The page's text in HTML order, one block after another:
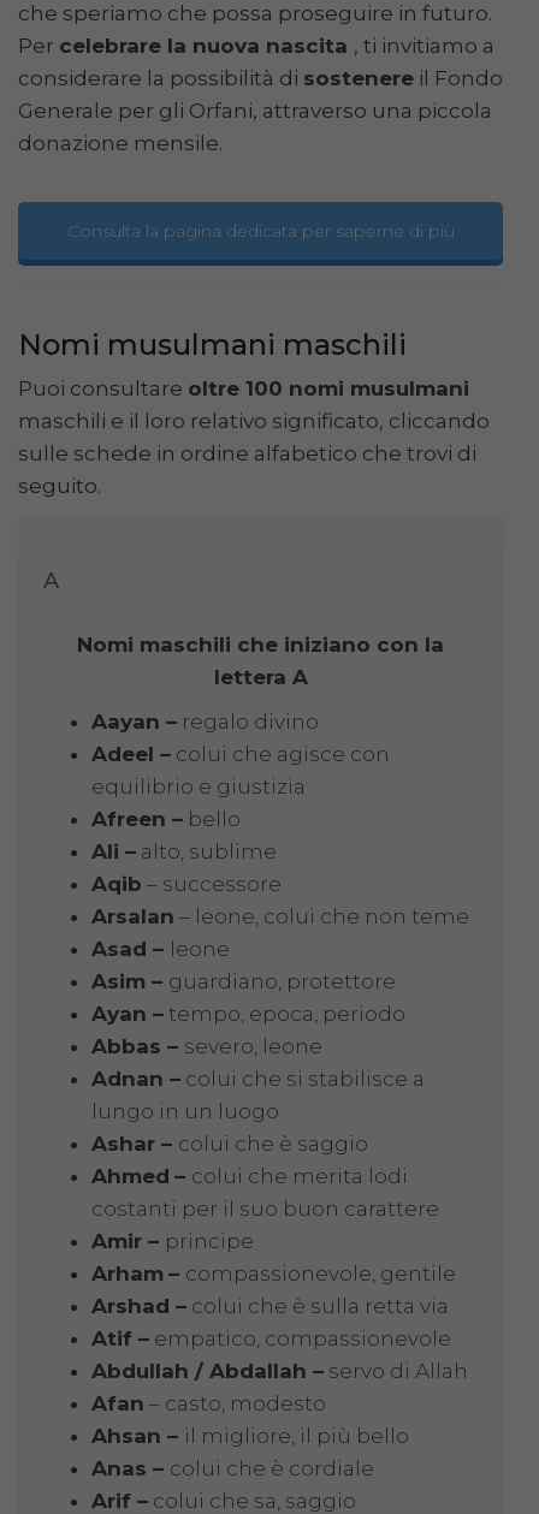
che speriamo che possa proseguire in futuro.
Per celebrare la nuova nascita , ti invitiamo a
considerare la possibilità di sostenere il Fondo
Generale per gli Orfani, attraverso una piccola
donazione mensile.
Consulta la pagina dedicata per saperne di più
Nomi musulmani maschili
Puoi consultare oltre 100 nomi musulmani
maschili e il loro relativo significato, cliccando
sulle schede in ordine alfabetico che trovi di
seguito.
A
Nomi maschili che iniziano con la
lettera A
Aayan – regalo divino
Adeel – colui che agisce con
equilibrio e giustizia
Afreen – bello
Ali – alto, sublime
Aqib – successore
Arsalan – leone, colui che non teme
Asad – leone
Asim – guardiano, protettore
Ayan – tempo, epoca, periodo
Abbas – severo, leone
Adnan – colui che si stabilisce a
lungo in un luogo
Ashar – colui che è saggio
Ahmed – colui che merita lodi
costanti per il suo buon carattere
Amir – principe
Arham – compassionevole, gentile
Arshad – colui che è sulla retta via
Atif – empatico, compassionevole
Abdullah / Abdallah – servo di Allah
Afan – casto, modesto
Ahsan – il migliore, il più bello
Anas – colui che è cordiale
Arif – colui che sa, saggio